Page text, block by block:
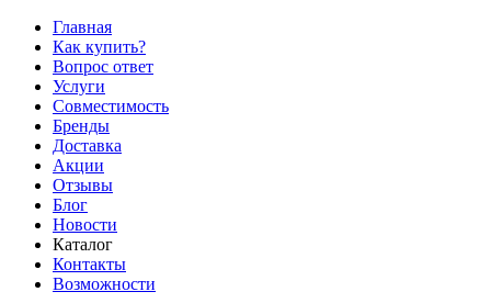
Главная
Как купить?
Вопрос ответ
Услуги
Совместимость
Бренды
Доставка
Акции
Отзывы
Блог
Новости
Каталог
Контакты
Возможности